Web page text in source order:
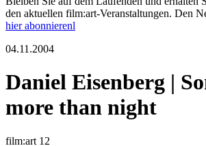
den aktuellen film:art-Veranstaltungen. Den
hier abonnierenl
04.11.2004
Daniel Eisenberg |
more than night
film:art 12